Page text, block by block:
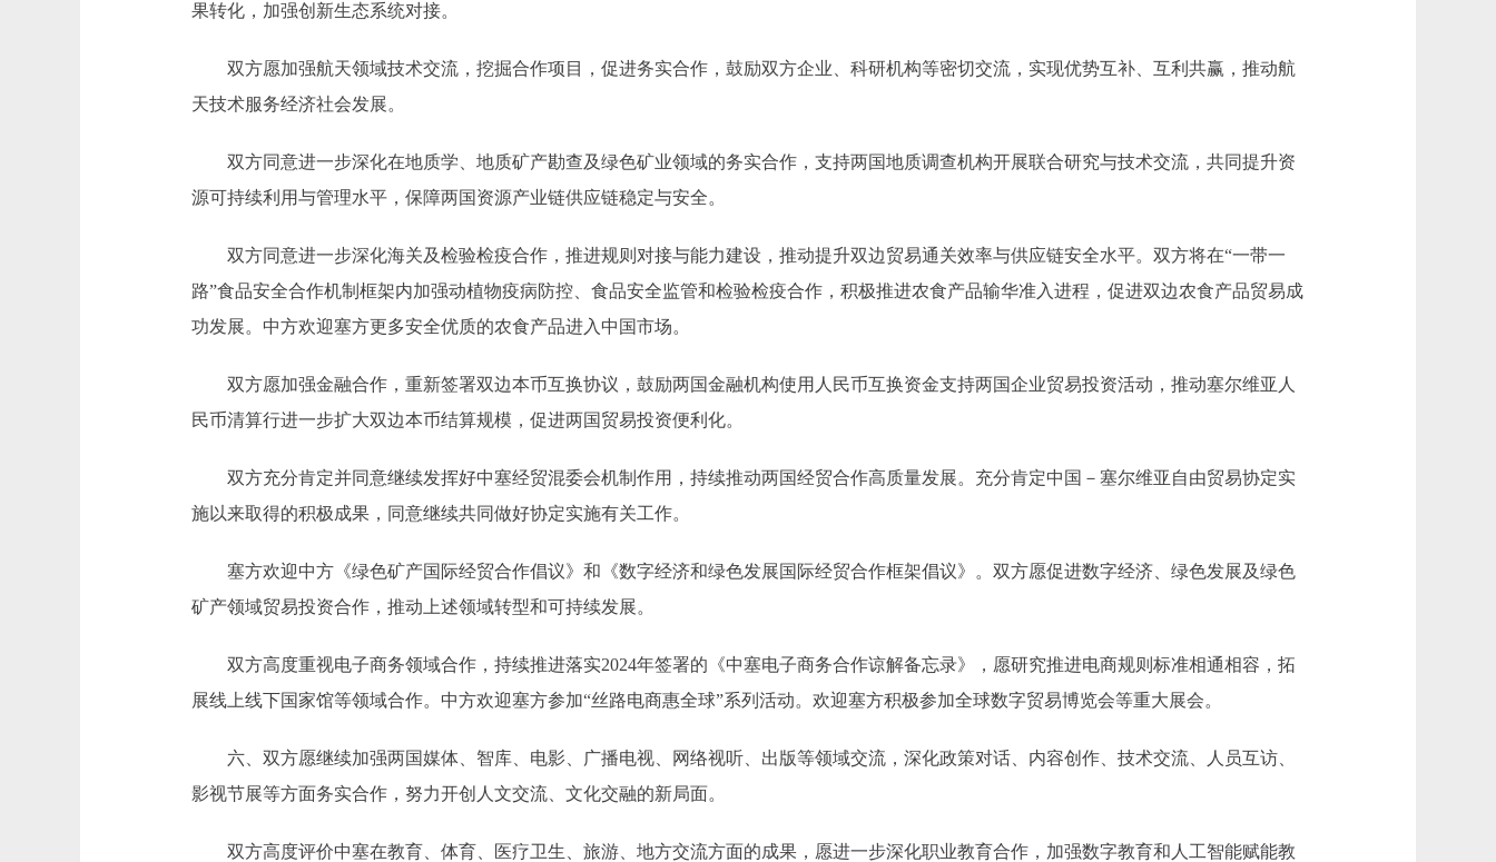
果转化，加强创新生态系统对接。
双方愿加强航天领域技术交流，挖掘合作项目，促进务实合作，鼓励双方企业、科研机构等密切交流，实现优势互补、互利共赢，推动航
天技术服务经济社会发展。
双方同意进一步深化在地质学、地质矿产勘查及绿色矿业领域的务实合作，支持两国地质调查机构开展联合研究与技术交流，共同提升资
源可持续利用与管理水平，保障两国资源产业链供应链稳定与安全。
双方同意进一步深化海关及检验检疫合作，推进规则对接与能力建设，推动提升双边贸易通关效率与供应链安全水平。双方将在“一带一
路”食品安全合作机制框架内加强动植物疫病防控、食品安全监管和检验检疫合作，积极推进农食产品输华准入进程，促进双边农食产品贸易成
功发展。中方欢迎塞方更多安全优质的农食产品进入中国市场。
双方愿加强金融合作，重新签署双边本币互换协议，鼓励两国金融机构使用人民币互换资金支持两国企业贸易投资活动，推动塞尔维亚人
民币清算行进一步扩大双边本币结算规模，促进两国贸易投资便利化。
双方充分肯定并同意继续发挥好中塞经贸混委会机制作用，持续推动两国经贸合作高质量发展。充分肯定中国－塞尔维亚自由贸易协定实
施以来取得的积极成果，同意继续共同做好协定实施有关工作。
塞方欢迎中方《绿色矿产国际经贸合作倡议》和《数字经济和绿色发展国际经贸合作框架倡议》。双方愿促进数字经济、绿色发展及绿色
矿产领域贸易投资合作，推动上述领域转型和可持续发展。
双方高度重视电子商务领域合作，持续推进落实2024年签署的《中塞电子商务合作谅解备忘录》，愿研究推进电商规则标准相通相容，拓
展线上线下国家馆等领域合作。中方欢迎塞方参加“丝路电商惠全球”系列活动。欢迎塞方积极参加全球数字贸易博览会等重大展会。
六、双方愿继续加强两国媒体、智库、电影、广播电视、网络视听、出版等领域交流，深化政策对话、内容创作、技术交流、人员互访、
影视节展等方面务实合作，努力开创人文交流、文化交融的新局面。
双方高度评价中塞在教育、体育、医疗卫生、旅游、地方交流方面的成果，愿进一步深化职业教育合作，加强数字教育和人工智能赋能教